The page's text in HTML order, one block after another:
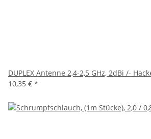
DUPLEX Antenne 2,4-2,5 GHz, 2dBi /-
10,35 € *